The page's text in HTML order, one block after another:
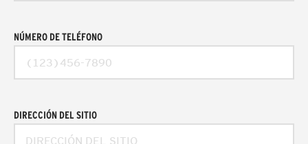
NÚMERO DE TELÉFONO
DIRECCIÓN DEL SITIO